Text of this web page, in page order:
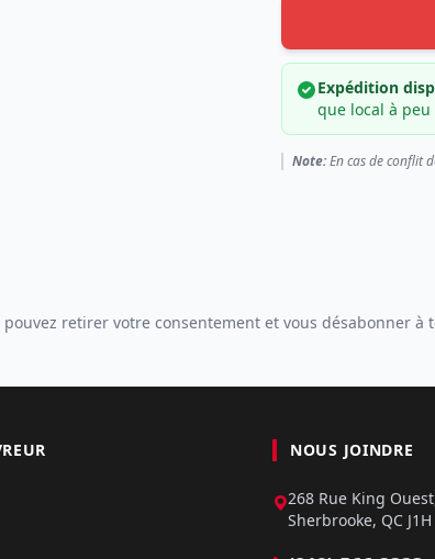
Expédition
que local à
Note:En cas de conflit
pouvez retirer votre consentement et vous désabonner à
NOUS JOINDRE
268 Rue King
Sherbrooke, QC J1H